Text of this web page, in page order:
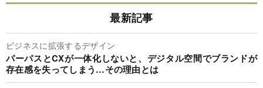
最新記事
ビジネスに拡張するデザイン
パーパスとCXが一体化しないと、デジタル空間でブランドが
存在感を失ってしまう…その理由とは